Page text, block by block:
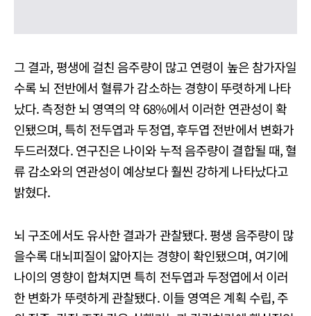
그 결과, 평생에 걸친 음주량이 많고 연령이 높은 참가자일
수록 뇌 전반에서 혈류가 감소하는 경향이 뚜렷하게 나타
났다. 측정한 뇌 영역의 약 68%에서 이러한 연관성이 확
인됐으며, 특히 전두엽과 두정엽, 후두엽 전반에서 변화가
두드러졌다. 연구진은 나이와 누적 음주량이 결합될 때, 혈
류 감소와의 연관성이 예상보다 훨씬 강하게 나타났다고
밝혔다.
뇌 구조에서도 유사한 결과가 관찰됐다. 평생 음주량이 많
을수록 대뇌피질이 얇아지는 경향이 확인됐으며, 여기에
나이의 영향이 합쳐지면 특히 전두엽과 두정엽에서 이러
한 변화가 뚜렷하게 관찰됐다. 이들 영역은 계획 수립, 주